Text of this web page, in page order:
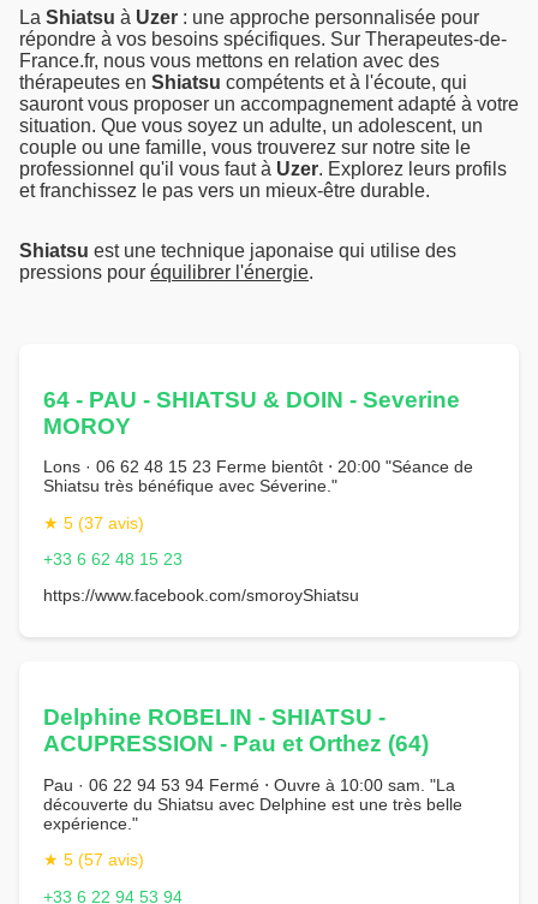
La Shiatsu à Uzer : une approche personnalisée pour
répondre à vos besoins spécifiques. Sur Therapeutes-de-
France.fr, nous vous mettons en relation avec des
thérapeutes en Shiatsu compétents et à l'écoute, qui
sauront vous proposer un accompagnement adapté à votre
situation. Que vous soyez un adulte, un adolescent, un
couple ou une famille, vous trouverez sur notre site le
professionnel qu'il vous faut à Uzer. Explorez leurs profils
et franchissez le pas vers un mieux-être durable.
Shiatsu est une technique japonaise qui utilise des
pressions pour équilibrer l'énergie.
64 - PAU - SHIATSU & DOIN - Severine
MOROY
Lons · 06 62 48 15 23 Ferme bientôt ⋅ 20:00 "Séance de
Shiatsu très bénéfique avec Séverine."
★ 5 (37 avis)
+33 6 62 48 15 23
https://www.facebook.com/smoroyShiatsu
Delphine ROBELIN - SHIATSU -
ACUPRESSION - Pau et Orthez (64)
Pau · 06 22 94 53 94 Fermé ⋅ Ouvre à 10:00 sam. "La
découverte du Shiatsu avec Delphine est une très belle
expérience."
★ 5 (57 avis)
+33 6 22 94 53 94